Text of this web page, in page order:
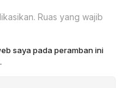
Ruas yang wajib
saya pada peramban ini